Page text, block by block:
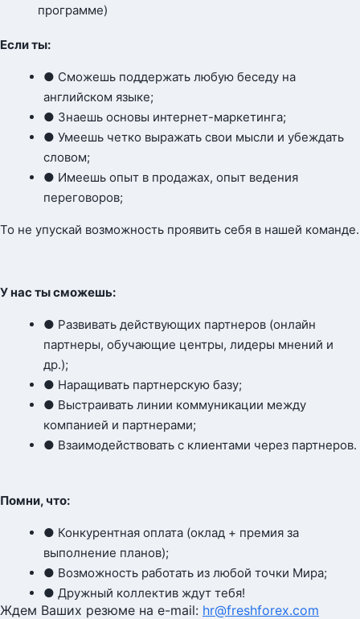
программе)
Если ты:
● Сможешь поддержать любую беседу на
английском языке;
● Знаешь основы интернет-маркетинга;
● Умеешь четко выражать свои мысли и убеждать
словом;
● Имеешь опыт в продажах, опыт ведения
переговоров;
То не упускай возможность проявить себя в нашей команде.
У нас ты сможешь:
● Развивать действующих партнеров (онлайн
партнеры, обучающие центры, лидеры мнений и
др.);
● Наращивать партнерскую базу;
● Выстраивать линии коммуникации между
компанией и партнерами;
● Взаимодействовать с клиентами через партнеров.
Помни, что:
● Конкурентная оплата (оклад + премия за
выполнение планов);
● Возможность работать из любой точки Мира;
● Дружный коллектив ждут тебя!
Ждем Ваших резюме на e-mail: hr@freshforex.com